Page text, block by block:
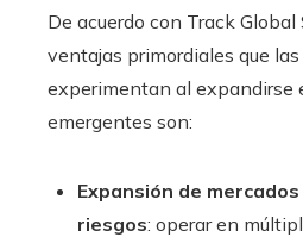
De acuerdo con Track Global
ventajas primordiales que
experimentan al expandirse
emergentes son:
Expansión de
riesgos: operar en